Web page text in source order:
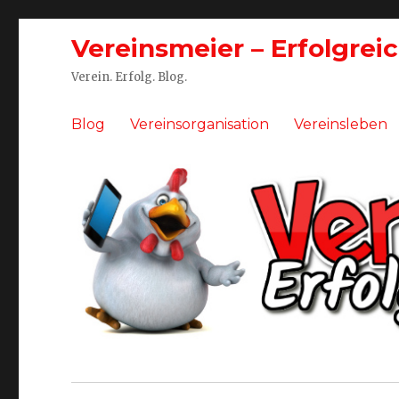
Vereinsmeier –
Verein. Erfolg. Blog.
Blog Vereinsorganisation Vereinsleben